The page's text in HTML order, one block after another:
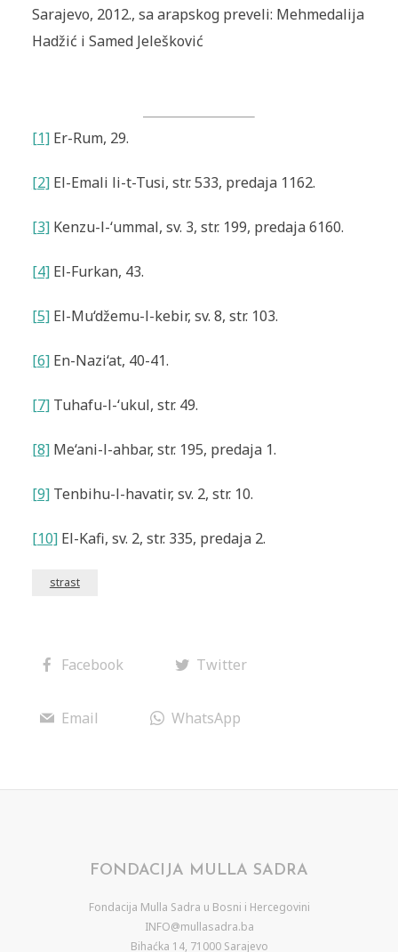
Sarajevo, 2012., sa arapskog preveli: Mehmedalija
Hadžić i Samed Jelešković
[1]Er-Rum, 29.
[2]El-Emali li-t-Tusi, str. 533, predaja 1162.
[3]Kenzu-l-‘ummal, sv. 3, str. 199, predaja 6160.
[4]El-Furkan, 43.
[5]El-Mu‘džemu-l-kebir, sv. 8, str. 103.
[6]En-Nazi‘at, 40-41.
[7]Tuhafu-l-‘ukul, str. 49.
[8]Me‘ani-l-ahbar, str. 195, predaja 1.
[9]Tenbihu-l-havatir, sv. 2, str. 10.
[10]El-Kafi, sv. 2, str. 335, predaja 2.
strast
Facebook Twitter
Email WhatsApp
FONDACIJA MULLA SADRA
Fondacija Mulla Sadra u Bosni i Hercegovini
INFO@mullasadra.ba
Bihaćka 14, 71000 Sarajevo